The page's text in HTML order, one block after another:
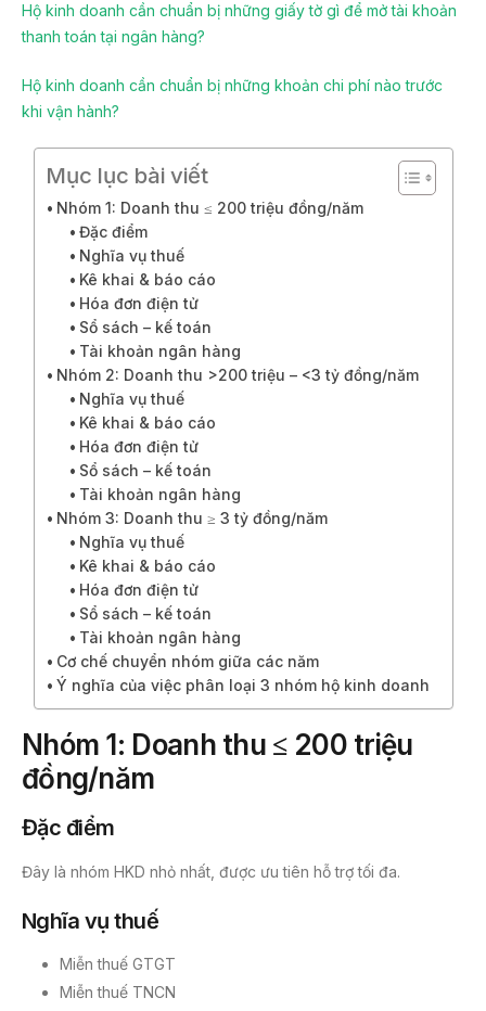
Hộ kinh doanh cần chuẩn bị những giấy tờ gì để mở tài khoản
thanh toán tại ngân hàng?
Hộ kinh doanh cần chuẩn bị những khoản chi phí nào trước
khi vận hành?
Mục lục bài viết
Nhóm 1: Doanh thu ≤ 200 triệu đồng/năm
Đặc điểm
Nghĩa vụ thuế
Kê khai & báo cáo
Hóa đơn điện tử
Sổ sách – kế toán
Tài khoản ngân hàng
Nhóm 2: Doanh thu >200 triệu – <3 tỷ đồng/năm
Nghĩa vụ thuế
Kê khai & báo cáo
Hóa đơn điện tử
Sổ sách – kế toán
Tài khoản ngân hàng
Nhóm 3: Doanh thu ≥ 3 tỷ đồng/năm
Nghĩa vụ thuế
Kê khai & báo cáo
Hóa đơn điện tử
Sổ sách – kế toán
Tài khoản ngân hàng
Cơ chế chuyển nhóm giữa các năm
Ý nghĩa của việc phân loại 3 nhóm hộ kinh doanh
Nhóm 1: Doanh thu ≤ 200 triệu
đồng/năm
Đặc điểm
Đây là nhóm HKD nhỏ nhất, được ưu tiên hỗ trợ tối đa.
Nghĩa vụ thuế
Miễn thuế GTGT
Miễn thuế TNCN